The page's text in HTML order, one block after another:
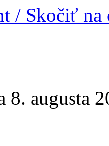
/ Skočiť na
8. augusta